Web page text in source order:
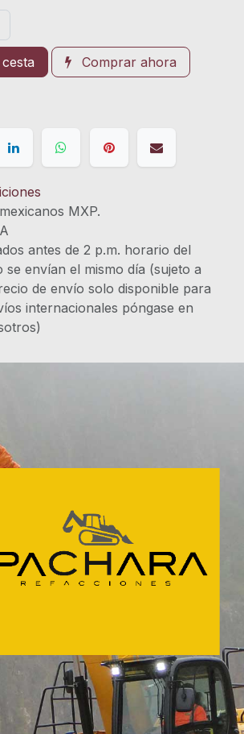
Comprar ahora
MXP.
IVA
antes de 2 p.m. horario del
envían el mismo día (sujeto a
de envío solo disponible para
internacionales póngase en